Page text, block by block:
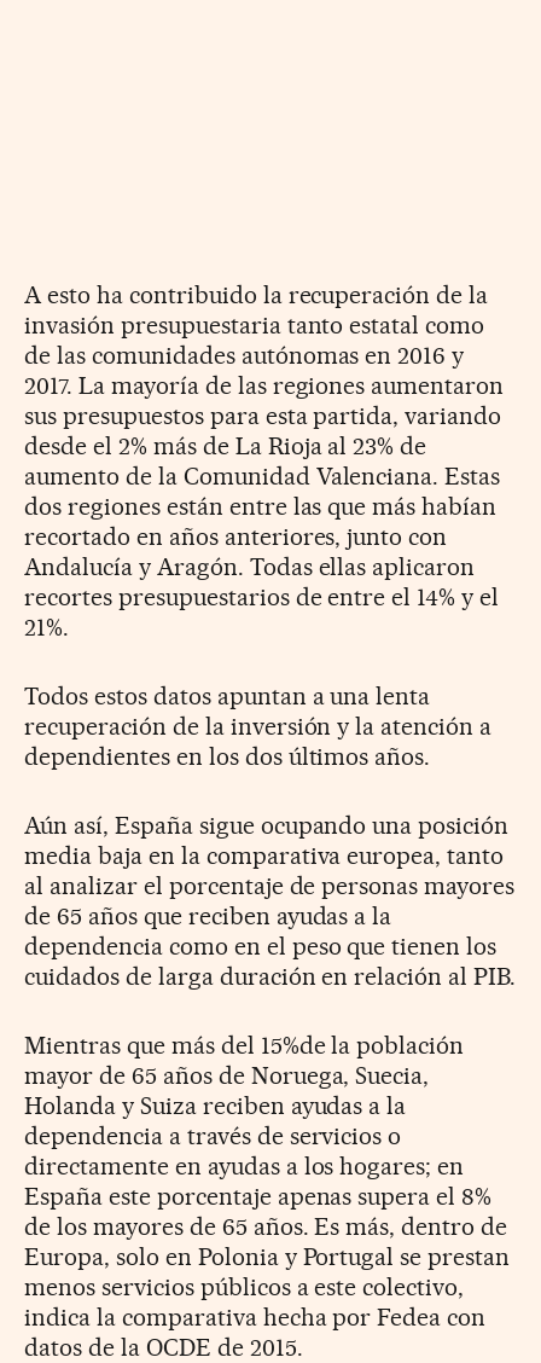
A esto ha contribuido la recuperación de la
invasión presupuestaria tanto estatal como
de las comunidades autónomas en 2016 y
2017. La mayoría de las regiones aumentaron
sus presupuestos para esta partida, variando
desde el 2% más de La Rioja al 23% de
aumento de la Comunidad Valenciana. Estas
dos regiones están entre las que más habían
recortado en años anteriores, junto con
Andalucía y Aragón. Todas ellas aplicaron
recortes presupuestarios de entre el 14% y el
21%.
Todos estos datos apuntan a una lenta
recuperación de la inversión y la atención a
dependientes en los dos últimos años.
Aún así, España sigue ocupando una posición
media baja en la comparativa europea, tanto
al analizar el porcentaje de personas mayores
de 65 años que reciben ayudas a la
dependencia como en el peso que tienen los
cuidados de larga duración en relación al PIB.
Mientras que más del 15%de la población
mayor de 65 años de Noruega, Suecia,
Holanda y Suiza reciben ayudas a la
dependencia a través de servicios o
directamente en ayudas a los hogares; en
España este porcentaje apenas supera el 8%
de los mayores de 65 años. Es más, dentro de
Europa, solo en Polonia y Portugal se prestan
menos servicios públicos a este colectivo,
indica la comparativa hecha por Fedea con
datos de la OCDE de 2015.